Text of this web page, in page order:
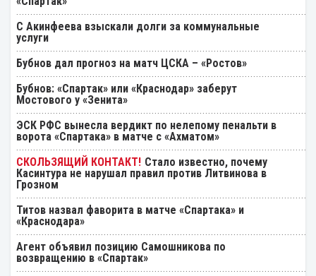
С Акинфеева взыскали долги за коммунальные
услуги
Бубнов дал прогноз на матч ЦСКА – «Ростов»
Бубнов: «Спартак» или «Краснодар» заберут
Мостового у «Зенита»
ЭСК РФС вынесла вердикт по нелепому пенальти в
ворота «Спартака» в матче с «Ахматом»
Стало известно, почему
Касинтура не нарушал правил против Литвинова в
Грозном
Титов назвал фаворита в матче «Спартака» и
«Краснодара»
Агент объявил позицию Самошникова по
возвращению в «Спартак»